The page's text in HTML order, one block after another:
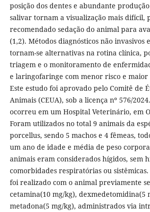
posição dos dentes e abundante
salivar tornam a visualização mais difícil,
recomendado sedação do animal para
(1,2). Métodos diagnósticos não invasivos
tornam-se alternativas na rotina clínica,
triagem e o monitoramento de
e laringofaringe com menor risco e
Este estudo foi aprovado pelo Comitê de
Animais (CEUA), sob a licença nº 576/
ocorreu em um Hospital Veterinário, em
Foram utilizados no total 9 animais da
porcellus, sendo 5 machos e 4 fêmeas,
um ano de idade e média de peso
animais eram considerados hígidos, sem
comorbidades respiratórias ou
foi realizado com o animal previamente
cetamina(10 mg/kg), dexmedetomidina(5
metadona(5 mg/kg), administrados via